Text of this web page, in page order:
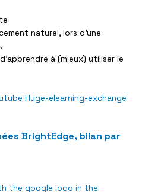
naturel, lors d’une
à (mieux) utiliser le
Huge-elearning-exchange
BrightEdge, bilan par